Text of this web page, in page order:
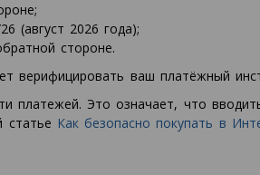
(август 2026 года);
стороне.
верифицировать ваш платёжный
Это означает, что
статье Как безопасно покупать в